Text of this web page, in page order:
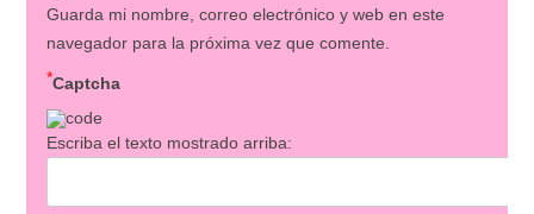
Guarda mi nombre, correo electrónico y web en este
navegador para la próxima vez que comente.
Captcha
*
Escriba el texto mostrado arriba: